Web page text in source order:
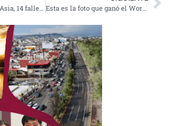
Ola de calor azota Asia, 14 fallecidos en India por insolación en ceremonia Esta es la foto que ganó el World Press Photo 2023